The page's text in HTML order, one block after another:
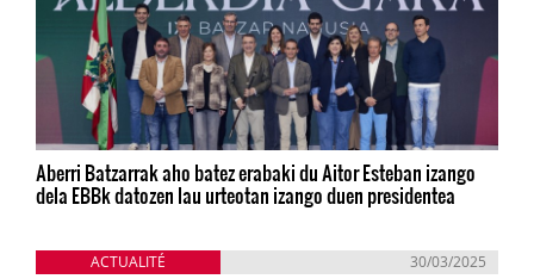
Aberri Batzarrak aho batez erabaki du Aitor Esteban izango
dela EBBk datozen lau urteotan izango duen presidentea
ACTUALITÉ 30/03/2025